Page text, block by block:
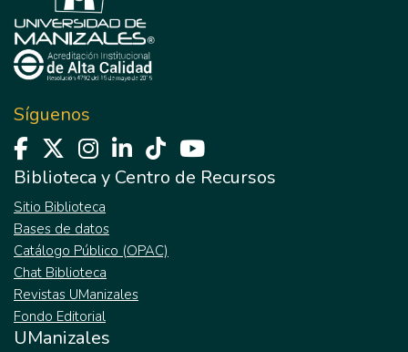
Síguenos
Biblioteca y Centro de Recursos
Sitio Biblioteca
Bases de datos
Catálogo Público (OPAC)
Chat Biblioteca
Revistas UManizales
Fondo Editorial
UManizales